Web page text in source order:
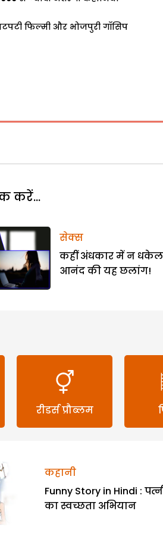
फिल्मी और भोजपुरी गॉसिप
करें...
सेक्स
कहीं अंधकार में न
आनंद की यह छलांग!
रीडर्स प्रौब्लम
कहानी
Funny Story in Hindi :
का स्वच्छता अभियान